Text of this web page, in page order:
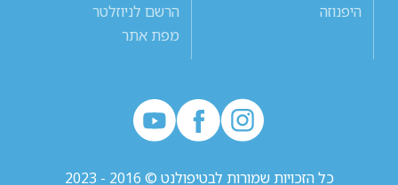
היפנוזה
הרשם לניוזלטר
מפת אתר
כל הזכויות שמורות לבטיפולנט © 2016 - 2023